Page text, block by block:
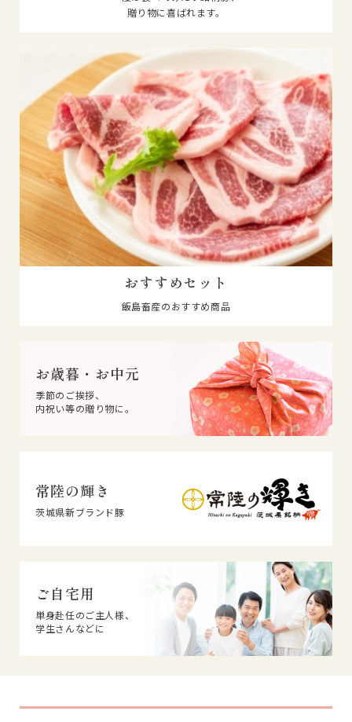
贈り物に喜ばれます。
おすすめセット
飯島畜産のおすすめ商品
お歳暮・お中元
季節のご挨拶、
内祝い等の贈り物に。
常陸の輝き
茨城県新ブランド豚
ご自宅用
単身赴任のご主人様、
学生さんなどに